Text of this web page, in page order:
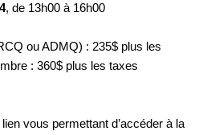
, de 13h00 à 16h00
ou ADMQ) : 235$ plus les
: 360$ plus les taxes
vous permettant d’accéder à la